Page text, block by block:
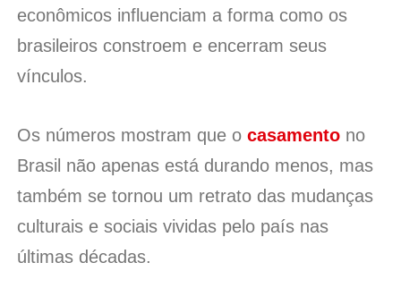
econômicos influenciam a forma como os
brasileiros constroem e encerram seus
vínculos.
Os números mostram que o casamentono
Brasil não apenas está durando menos, mas
também se tornou um retrato das mudanças
culturais e sociais vividas pelo país nas
últimas décadas.